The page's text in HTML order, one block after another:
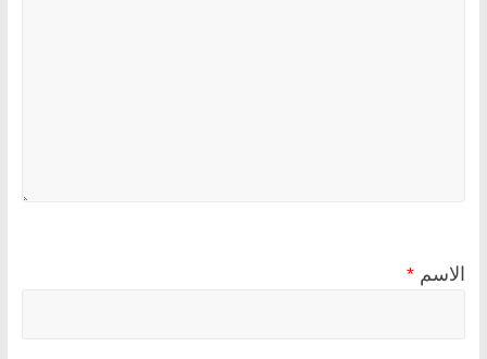
الاسم *